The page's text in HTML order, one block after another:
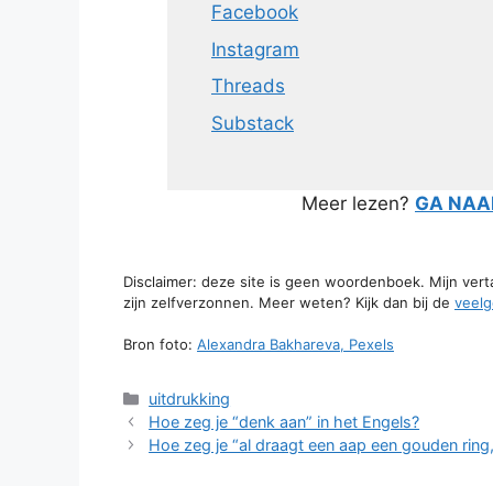
Facebook
Instagram
Threads
Substack
Meer lezen? GA
Disclaimer: deze site is geen woordenboek. Mijn
zijn zelfverzonnen. Meer weten? Kijk dan bij de
Bron foto: Alexandra Bakhareva, Pexels
Categorieën
uitdrukking
Hoe zeg je “denk aan” in het Engels?
Hoe zeg je “al draagt een aap een gouden